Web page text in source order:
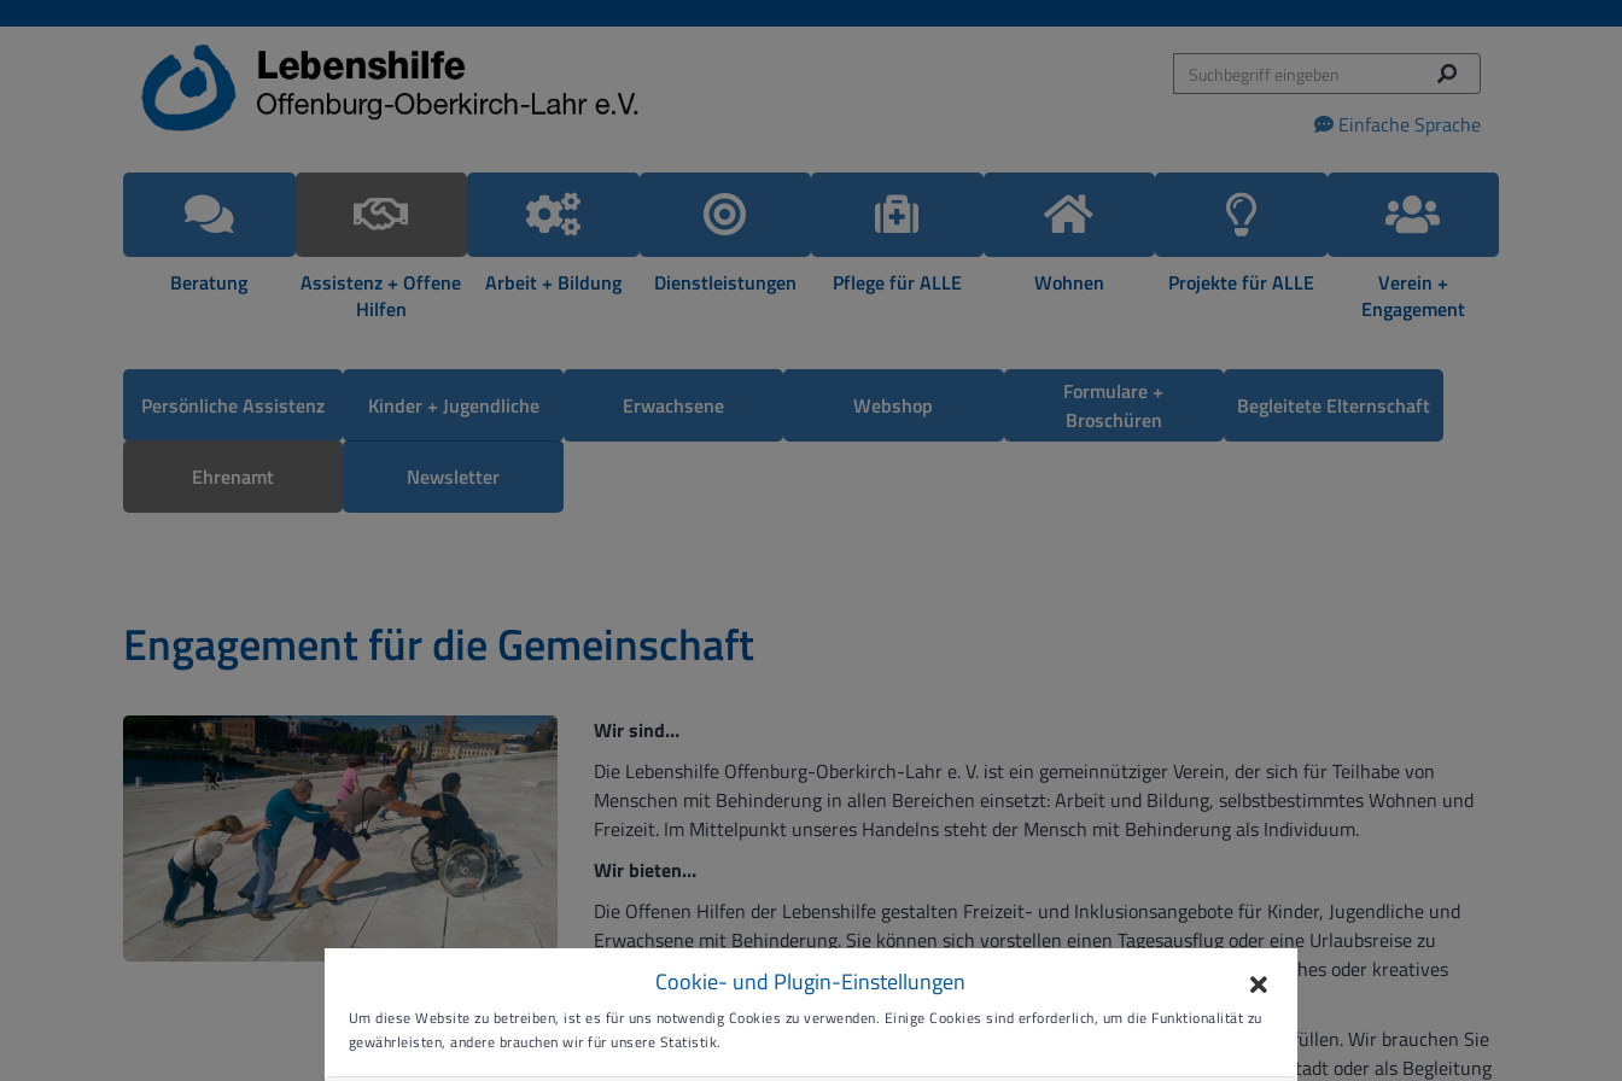
Einfache Sprache
Beratung
Assistenz + Offene
Hilfen
Arbeit + Bildung Dienstleistungen Pflege für ALLE Wohnen Projekte für ALLE
Verein +
Engagement
Persönliche Assistenz Kinder + Jugendliche Erwachsene Webshop
Formulare +
Broschüren
Begleitete Elternschaft
Ehrenamt Newsletter
Engagement für die Gemeinschaft
Wir sind…
Die Lebenshilfe Offenburg-Oberkirch-Lahr e. V. ist ein gemeinnütziger Verein, der sich für Teilhabe von
Menschen mit Behinderung in allen Bereichen einsetzt: Arbeit und Bildung, selbstbestimmtes Wohnen und
Freizeit. Im Mittelpunkt unseres Handelns steht der Mensch mit Behinderung als Individuum.
Wir bieten…
Die Offenen Hilfen der Lebenshilfe gestalten Freizeit- und Inklusionsangebote für Kinder, Jugendliche und
Erwachsene mit Behinderung. Sie können sich vorstellen einen Tagesausflug oder eine Urlaubsreise zu
begleiten oder möchten im Kinderferienprogramm mithelfen? Sie möchten Ihr sportliches oder kreatives
Talent in einem unserer Kursangebote einbringen?
Es ist für uns eine Herzensaufgabe auch individuelle Wünsche unserer Klienten zu erfüllen. Wir brauchen Sie
als Begleitung zu einem Konzertbesuch der Lieblingsband, zum Kaffeetrinken in der Stadt oder als Begleitung
Cookie- und Plugin-Einstellungen
Um diese Website zu betreiben, ist es für uns notwendig Cookies zu verwenden. Einige Cookies sind erforderlich, um die Funktionalität zu
gewährleisten, andere brauchen wir für unsere Statistik.